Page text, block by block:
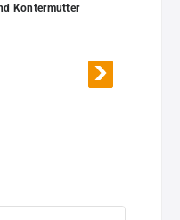
Kontermutter